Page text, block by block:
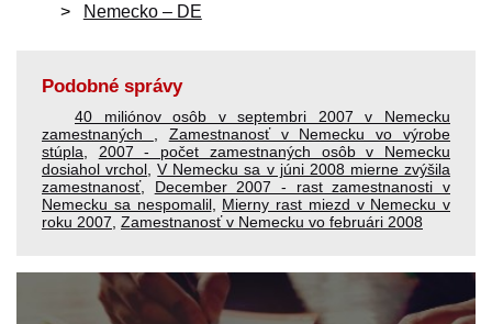
Nemecko – DE
Podobné správy
40 miliónov osôb v septembri 2007 v Nemecku
zamestnaných
Zamestnanosť v Nemecku vo výrobe
stúpla
2007 - počet zamestnaných osôb v Nemecku
dosiahol vrchol ,V Nemecku sa v júni 2008 mierne zvýšila
zamestnanosť, December 2007 - rast zamestnanosti v
Nemecku sa nespomalil, Mierny rast miezd v Nemecku v
roku 2007 Zamestnanosť v Nemecku vo februári 2008